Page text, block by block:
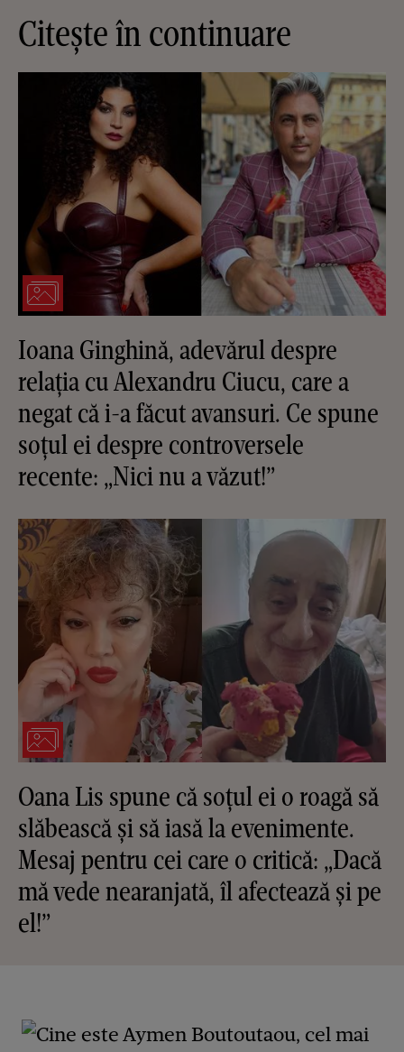
Citește în continuare
Ioana Ginghină, adevărul despre
relația cu Alexandru Ciucu, care a
negat că i-a făcut avansuri. Ce spune
soțul ei despre controversele
recente: „Nici nu a văzut!”
Oana Lis spune că soțul ei o roagă să
slăbească și să iasă la evenimente.
Mesaj pentru cei care o critică: „Dacă
mă vede nearanjată, îl afectează și pe
el!”